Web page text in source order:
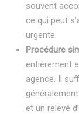
souvent
ce qui peut
urgente.
Procédure
entièrement
agence. Il
et un relevé